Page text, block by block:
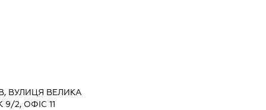
ВУЛИЦЯ ВЕЛИКА
2, ОФІС 11